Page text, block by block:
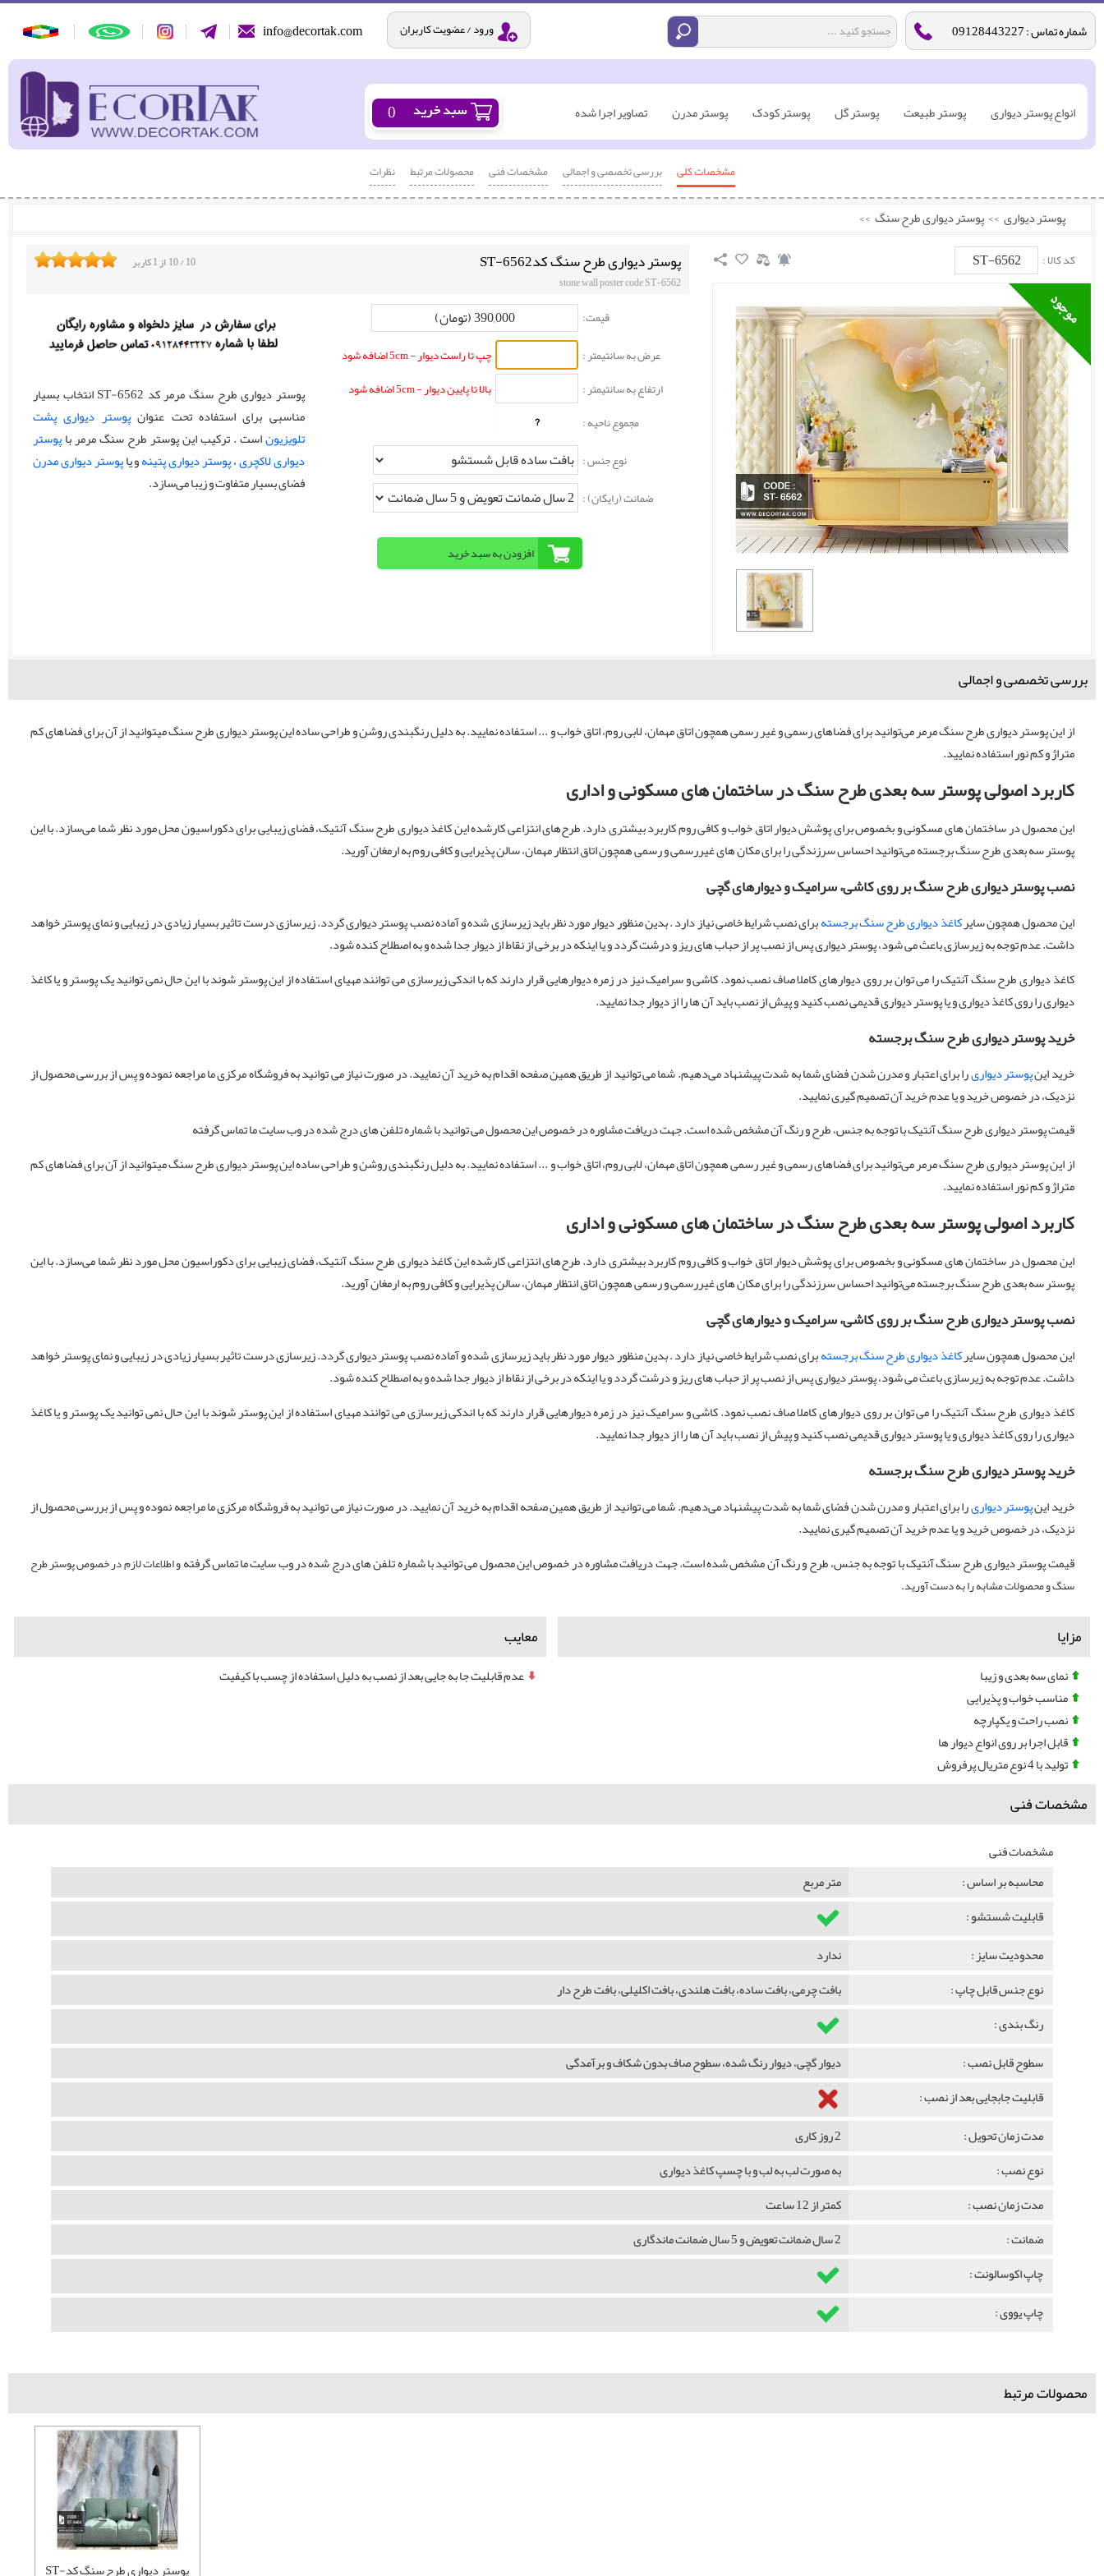
شماره تماس : 09128443227 info@decortak.com ورود / عضویت کاربران
انواع پوستر دیواری پوستر طبیعت پوستر گل پوستر کودک پوستر مدرن تصاویر اجرا شده 0
مشخصات کلی بررسی تخصصی و اجمالی مشخصات فنی محصولات مرتبط نظرات
پوستر دیواری >> پوستر دیواری طرح سنگ >>
کد کالا : ST-6562 پوستر دیواری طرح سنگ کدST-6562 10/10 از1کاربر
stone wall poster code ST-6562
قیمت: 390,000 (تومان)
عرض به سانتیمتر :
چپ تا راست دیوار - 5cm اضافه شود
ارتفاع به سانتیمتر :
بالا تا پایین دیوار - 5cm اضافه شود
مجموع ناحیه :
?
نوع جنس :
ضمانت (رایگان) :
پوستر دیواری طرح سنگ مرمر کد ST-6562 انتخاب بسیار
مناسبی برای استفاده تحت عنوانپوستر دیواری پشت
تلویزیوناست . ترکیب این پوستر طرح سنگ مرمر باپوستر
دیواری لاکچری،پوستر دیواری پتینهو یاپوستر دیواری مدرن
فضای بسیار متفاوت و زیبا می‌سازد.
بررسی تخصصی و اجمالی
از این پوستر دیواری طرح سنگ مرمر می‌توانید برای فضاهای رسمی و غیر رسمی همچون اتاق مهمان، لابی روم، اتاق خواب و ... استفاده نمایید. به دلیل رنگبندی روشن و طراحی ساده این پوستر دیواری طرح سنگ میتوانید از آن برای فضاهای کم
متراژ و کم نور استفاده نمایید.
کاربرد اصولی پوستر سه بعدی طرح سنگدر ساختمان هایمسکونی و اداری
این محصول در ساختمان های مسکونی و بخصوص برای پوشش دیوار اتاق خواب و کافی روم کاربرد بیشتری دارد. طرح‌های انتزاعی کارشده این کاغذ دیواری طرح سنگ آنتیک، فضای زیبایی برای دکوراسیون محل مورد نظر شما می‌سازد. با این
پوستر سه بعدی طرح سنگ برجسته می‌توانید احساس سرزندگی را برای مکان های غیررسمی و رسمی همچون اتاق انتظار مهمان، سالن پذیرایی و کافی روم به ارمغان آورید.
نصب پوستر دیواری طرح سنگ بر روی کاشی، سرامیک و دیوارهای گچی
این محصول همچون سایرکاغذ دیواری طرح سنگ برجستهبرای نصب شرایط خاصی نیاز دارد . بدین منظور دیوار مورد نظر باید زیرسازی شده و آماده نصب پوستر دیواری گردد. زیرسازی درست تاثیر بسیار زیادی در زیبایی و نمای پوستر خواهد
داشت. عدم توجه به زیرسازی باعث می شود، پوستر دیواری پس از نصب پر از حباب های ریز و درشت گردد و یا اینکه در برخی از نقاط از دیوار جدا شده و به اصطلاح کنده شود.
کاغذ دیواری طرح سنگ آنتیک را می توان بر روی دیوارهای کاملا صاف نصب نمود. کاشی و سرامیک نیز در زمره دیوارهایی قرار دارند که با اندکی زیرسازی می توانند مهیای استفاده از این پوستر شوند با این حال نمی توانید یک پوستر و یا کاغذ
دیواری را روی کاغذ دیواری و یا پوستر دیواری قدیمی نصب کنید و پیش از نصب باید آن ها را از دیوار جدا نمایید.
خرید پوستر دیواری طرح سنگ برجسته
خرید اینپوستر دیواریرا برای اعتبار و مدرن شدن فضای شما به شدت پیشنهاد می‌دهیم. شما می توانید از طریق همین صفحه اقدام به خرید آن نمایید. در صورت نیاز می توانید به فروشگاه مرکزی ما مراجعه نموده و پس از بررسی محصول از
نزدیک، در خصوص خرید و یا عدم خرید آن تصمیم گیری نمایید.
قیمت پوستر دیواری طرح سنگ آنتیک با توجه به جنس، طرح و رنگ آن مشخص شده است. جهت دریافت مشاوره در خصوص این محصول می توانید با شماره تلفن های درج شده در وب سایت ما تماس گرفته
از این پوستر دیواری طرح سنگ مرمر می‌توانید برای فضاهای رسمی و غیر رسمی همچون اتاق مهمان، لابی روم، اتاق خواب و ... استفاده نمایید. به دلیل رنگبندی روشن و طراحی ساده این پوستر دیواری طرح سنگ میتوانید از آن برای فضاهای کم
متراژ و کم نور استفاده نمایید.
کاربرد اصولی پوستر سه بعدی طرح سنگدر ساختمان هایمسکونی و اداری
این محصول در ساختمان های مسکونی و بخصوص برای پوشش دیوار اتاق خواب و کافی روم کاربرد بیشتری دارد. طرح‌های انتزاعی کارشده این کاغذ دیواری طرح سنگ آنتیک، فضای زیبایی برای دکوراسیون محل مورد نظر شما می‌سازد. با این
پوستر سه بعدی طرح سنگ برجسته می‌توانید احساس سرزندگی را برای مکان های غیررسمی و رسمی همچون اتاق انتظار مهمان، سالن پذیرایی و کافی روم به ارمغان آورید.
نصب پوستر دیواری طرح سنگ بر روی کاشی، سرامیک و دیوارهای گچی
این محصول همچون سایرکاغذ دیواری طرح سنگ برجستهبرای نصب شرایط خاصی نیاز دارد . بدین منظور دیوار مورد نظر باید زیرسازی شده و آماده نصب پوستر دیواری گردد. زیرسازی درست تاثیر بسیار زیادی در زیبایی و نمای پوستر خواهد
داشت. عدم توجه به زیرسازی باعث می شود، پوستر دیواری پس از نصب پر از حباب های ریز و درشت گردد و یا اینکه در برخی از نقاط از دیوار جدا شده و به اصطلاح کنده شود.
کاغذ دیواری طرح سنگ آنتیک را می توان بر روی دیوارهای کاملا صاف نصب نمود. کاشی و سرامیک نیز در زمره دیوارهایی قرار دارند که با اندکی زیرسازی می توانند مهیای استفاده از این پوستر شوند با این حال نمی توانید یک پوستر و یا کاغذ
دیواری را روی کاغذ دیواری و یا پوستر دیواری قدیمی نصب کنید و پیش از نصب باید آن ها را از دیوار جدا نمایید.
خرید پوستر دیواری طرح سنگ برجسته
خرید اینپوستر دیواریرا برای اعتبار و مدرن شدن فضای شما به شدت پیشنهاد می‌دهیم. شما می توانید از طریق همین صفحه اقدام به خرید آن نمایید. در صورت نیاز می توانید به فروشگاه مرکزی ما مراجعه نموده و پس از بررسی محصول از
نزدیک، در خصوص خرید و یا عدم خرید آن تصمیم گیری نمایید.
قیمت پوستر دیواری طرح سنگ آنتیک با توجه به جنس، طرح و رنگ آن مشخص شده است. جهت دریافت مشاوره در خصوص این محصول می توانید با شماره تلفن های درج شده در وب سایت ما تماس گرفتهو اطلاعات لازم در خصوص پوستر طرح
سنگ و محصولات مشابه را به دست آورید.
مزایا
نمای سه بعدی و زیبا
مناسب خواب و پذیرایی
نصب راحت و یکپارچه
قابل اجرا بر روی انواع دیوار ها
تولید با 4 نوع متریال پرفروش
معایب
عدم قابلیت جا به جایی بعد از نصب به دلیل استفاده از چسب با کیفیت
مشخصات فنی
مشخصات فنی
محاسبه بر اساس :
متر مربع
قابلیت شستشو :
محدودیت سایز :
ندارد
نوع جنس قابل چاپ :
بافت چرمی، بافت ساده، بافت هلندی، بافت اکلیلی، بافت طرح دار
رنگ بندی :
سطوح قابل نصب :
دیوار گچی، دیوار رنگ شده، سطوح صاف بدون شکاف و برآمدگی
قابلیت جابجایی بعد از نصب :
مدت زمان تحویل :
2 روز کاری
نوع نصب :
به صورت لب به لب و با چسپ کاغذ دیواری
مدت زمان نصب :
کمتر از 12 ساعت
ضمانت :
2 سال ضمانت تعویض و 5 سال ضمانت ماندگاری
چاپ اکوسالونت :
چاپ یووی :
محصولات مرتبط
پوستر دیواری طرح سنگ کدST-